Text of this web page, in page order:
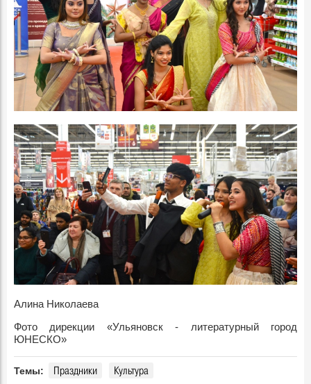
Алина Николаева
Фото дирекции «Ульяновск - литературный город
ЮНЕСКО»
Темы: Праздники Культура